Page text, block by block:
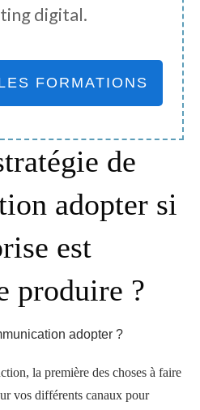
digital.
FORMATIONS
de
adopter si
est
produire ?
la première des choses à faire
vos différents canaux pour